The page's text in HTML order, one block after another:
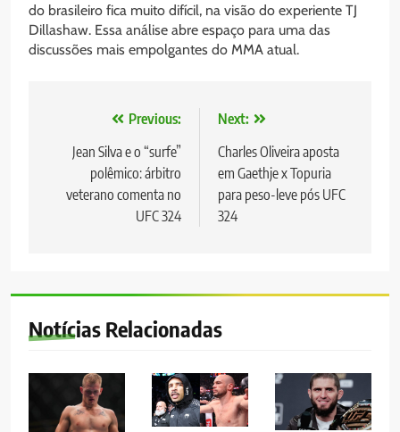
do brasileiro fica muito difícil, na visão do experiente TJ
Dillashaw. Essa análise abre espaço para uma das
discussões mais empolgantes do MMA atual.
Navegação
Post
Previous:
Jean Silva e o “surfe”
polêmico: árbitro
veterano comenta no
UFC 324
Next:
Charles Oliveira aposta
em Gaethje x Topuria
para peso-leve pós UFC
324
Notícias Relacionadas